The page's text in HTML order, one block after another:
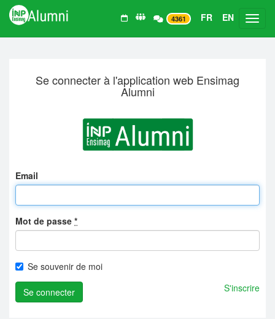
4361 FR EN
Se connecter à l'application web Ensimag
Alumni
Email
Mot de passe *
Se souvenir de moi
S'inscrire